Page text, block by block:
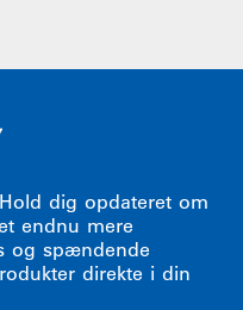
dig opdateret om
endnu mere
og spændende
direkte i din